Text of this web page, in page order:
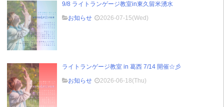
9/8 ライトランゲージ教室in東久留米湧水
お知らせ
2026-07-15(Wed)
ライトランゲージ教室 in 葛西 7/14 開催☆彡
お知らせ
2026-06-18(Thu)